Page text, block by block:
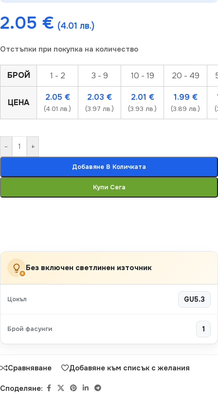
2.05 € (4.01 лв.)
Отстъпки при покупка на количество
БРОЙ 1 - 2 3 - 9 10 - 19 20 - 49
ЦЕНА
2.05 €
(4.01 лв.)
2.03 €
(3.97 лв.)
2.01 €
(3.93 лв.)
1.99 €
(3.89 лв.)
- +
Добавяне В Количката
Купи Сега
×
Без включен светлинен източник
Цокъл GU5.3
Брой фасунги 1
Сравняване Добавяне към списък с желания
Споделяне: